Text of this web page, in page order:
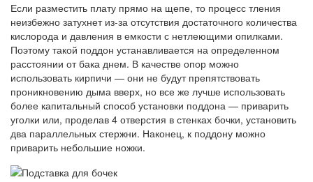
Если разместить плату прямо на щепе, то процесс тления
неизбежно затухнет из-за отсутствия достаточного количества
кислорода и давления в емкости с нетлеющими опилками.
Поэтому такой поддон устанавливается на определенном
расстоянии от бака днем. В качестве опор можно
использовать кирпичи — они не будут препятствовать
проникновению дыма вверх, но все же лучше использовать
более капитальный способ установки поддона — приварить
уголки или, проделав 4 отверстия в стенках бочки, установить
два параллельных стержни. Наконец, к поддону можно
приварить небольшие ножки.